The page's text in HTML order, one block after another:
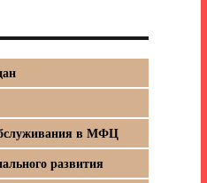
в МФЦ
развития